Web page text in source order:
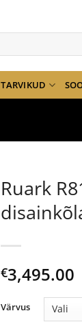
TARVIKUD
Ruark
€3,495.00
Värvus